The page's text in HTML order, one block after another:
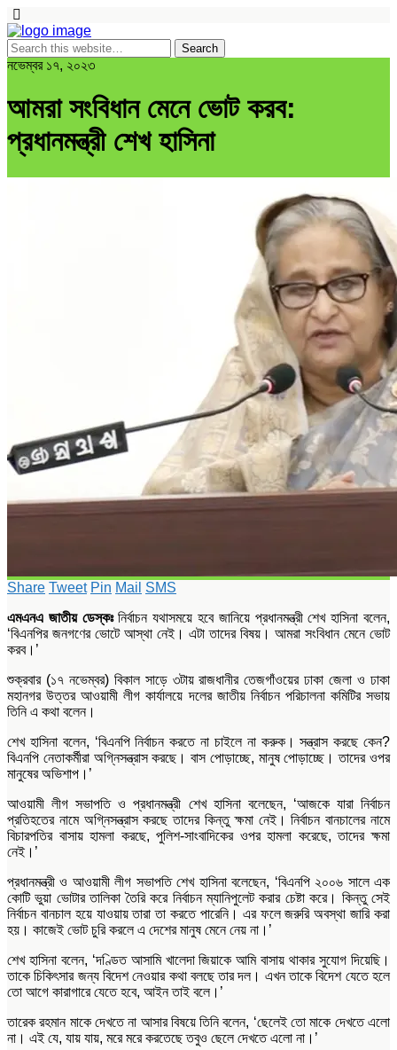
নভেম্বর ১৭, ২০২৩
আমরা সংবিধান মেনে ভোট করব:
প্রধানমন্ত্রী শেখ হাসিনা
Share Tweet Pin Mail SMS
এমএনএ জাতীয় ডেস্কঃনির্বাচন যথাসময়ে হবে জানিয়ে প্রধানমন্ত্রী শেখ হাসিনা বলেন,
‘বিএনপির জনগণের ভোটে আস্থা নেই। এটা তাদের বিষয়। আমরা সংবিধান মেনে ভোট
করব।’
শুক্রবার (১৭ নভেম্বর) বিকাল সাড়ে ৩টায় রাজধানীর তেজগাঁওয়ের ঢাকা জেলা ও ঢাকা
মহানগর উত্তর আওয়ামী লীগ কার্যালয়ে দলের জাতীয় নির্বাচন পরিচালনা কমিটির সভায়
তিনি এ কথা বলেন।
শেখ হাসিনা বলেন, ‘বিএনপি নির্বাচন করতে না চাইলে না করুক। সন্ত্রাস করছে কেন?
বিএনপি নেতাকর্মীরা অগ্নিসন্ত্রাস করছে। বাস পোড়াচ্ছে, মানুষ পোড়াচ্ছে। তাদের ওপর
মানুষের অভিশাপ।’
আওয়ামী লীগ সভাপতি ও প্রধানমন্ত্রী শেখ হাসিনা বলেছেন, ‘আজকে যারা নির্বাচন
প্রতিহতের নামে অগ্নিসন্ত্রাস করছে তাদের কিন্তু ক্ষমা নেই। নির্বাচন বানচালের নামে
বিচারপতির বাসায় হামলা করছে, পুলিশ-সাংবাদিকের ওপর হামলা করেছে, তাদের ক্ষমা
নেই।’
প্রধানমন্ত্রী ও আওয়ামী লীগ সভাপতি শেখ হাসিনা বলেছেন, ‘বিএনপি ২০০৬ সালে এক
কোটি ভুয়া ভোটার তালিকা তৈরি করে নির্বাচন ম্যানিপুলেট করার চেষ্টা করে। কিন্তু সেই
নির্বাচন বানচাল হয়ে যাওয়ায় তারা তা করতে পারেনি। এর ফলে জরুরি অবস্থা জারি করা
হয়। কাজেই ভোট চুরি করলে এ দেশের মানুষ মেনে নেয় না।’
শেখ হাসিনা বলেন, ‘দণ্ডিত আসামি খালেদা জিয়াকে আমি বাসায় থাকার সুযোগ দিয়েছি।
তাকে চিকিৎসার জন্য বিদেশ নেওয়ার কথা বলছে তার দল। এখন তাকে বিদেশ যেতে হলে
তো আগে কারাগারে যেতে হবে, আইন তাই বলে।’
তারেক রহমান মাকে দেখতে না আসার বিষয়ে তিনি বলেন, ‘ছেলেই তো মাকে দেখতে এলো
না। এই যে, যায় যায়, মরে মরে করতেছে তবুও ছেলে দেখতে এলো না।’